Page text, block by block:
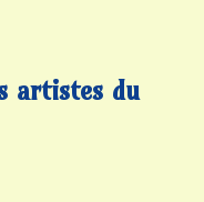
artistes du